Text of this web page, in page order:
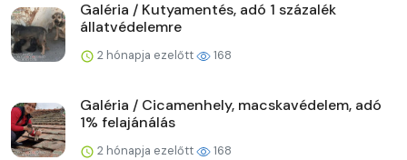
Galéria / Kutyamentés, adó 1 százalék
állatvédelemre
2 hónapja ezelőtt 168
Galéria / Cicamenhely, macskavédelem, adó
1% felajánálás
2 hónapja ezelőtt 168